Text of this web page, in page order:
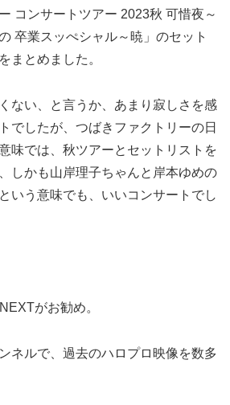
コンサートツアー 2023秋 可惜夜～
卒業スッぺシャル～暁」のセット
まとめました。
ない、と言うか、あまり寂しさを感
でしたが、つばきファクトリーの日
味では、秋ツアーとセットリストを
しかも山岸理子ちゃんと岸本ゆめの
いう意味でも、いいコンサートでし
がお勧め。
ネルで、過去のハロプロ映像を数多